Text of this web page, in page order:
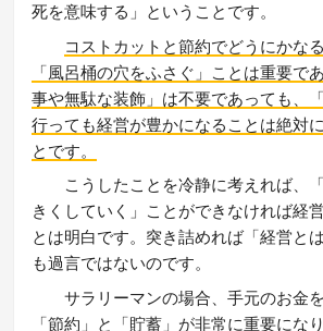
死を意味する」ということです。
コストカットと節約でどうにかな
「風呂桶の穴をふさぐ」ことは重要で
事や無駄な装飾」は不要であっても、
行っても経営が豊かになることは絶対
とです。
こうしたことを冷静に考えれば、
きくしていく」ことができなければ経
とは明白です。突き詰めれば「経営と
も過言ではないのです。
サラリーマンの場合、手元のお金を
「節約」と「貯蓄」が非常に重要にな